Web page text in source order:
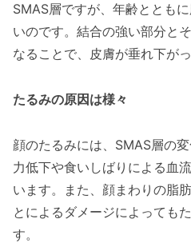
SMAS層ですが、年齢ととも
いのです。結合の強い部分と
なることで、皮膚が垂れ下が
たるみの原因は様々
顔のたるみには、SMAS層の
力低下や食いしばりによる血
います。また、顔まわりの脂
とによるダメージによっても
す。